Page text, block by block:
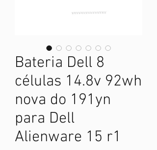
Bateria Dell 8
células 14.8v 92wh
nova do 191yn
para Dell
Alienware 15 r1